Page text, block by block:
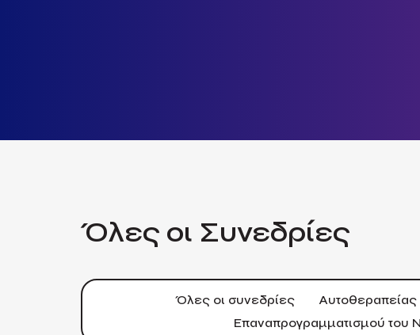
Όλες οι Συνεδρίες
Επαναπρογραμματισμού του
Όλες οι συνεδρίες